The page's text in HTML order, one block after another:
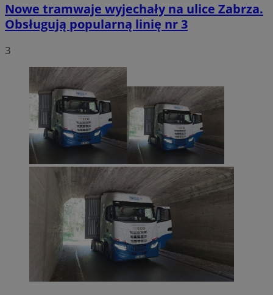
Nowe tramwaje wyjechały na ulice Zabrza.
Obsługują popularną linię nr 3
3